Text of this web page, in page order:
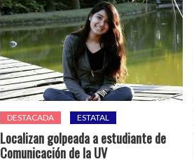
DESTACADA ESTATAL
Localizan golpeada a estudiante de
Comunicación de la UV